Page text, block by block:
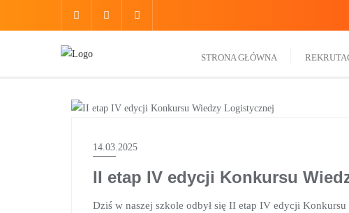
STRONA GŁÓWNA
14.03.2025
II etap IV edycji Konkursu
Dziś w naszej szkole odbył się II etap IV edycji